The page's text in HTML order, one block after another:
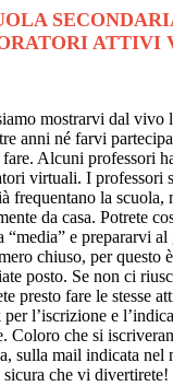
ATTIVI
mostrarvi dal vivo
anni né farvi
Alcuni professori
virtuali. I professori
frequentano la scuola,
da casa. Potrete
“media” e prepararvi al
chiuso, per questo
posto. Se non ci
presto fare le stesse
l’iscrizione e
Coloro che si
sulla mail indicata
che vi divertirete!